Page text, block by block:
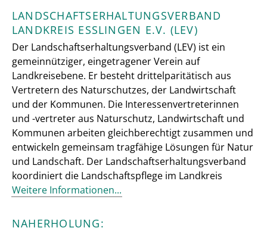
LANDSCHAFTSERHALTUNGSVERBAND
LANDKREIS ESSLINGEN E.V. (LEV)
Der Landschaftserhaltungsverband (LEV) ist ein
gemeinnütziger, eingetragener Verein auf
Landkreisebene. Er besteht drittelparitätisch aus
Vertretern des Naturschutzes, der Landwirtschaft
und der Kommunen. Die Interessenvertreterinnen
und -vertreter aus Naturschutz, Landwirtschaft und
Kommunen arbeiten gleichberechtigt zusammen und
entwickeln gemeinsam tragfähige Lösungen für Natur
und Landschaft. Der Landschaftserhaltungsverband
koordiniert die Landschaftspflege im Landkreis
Weitere Informationen...
NAHERHOLUNG: